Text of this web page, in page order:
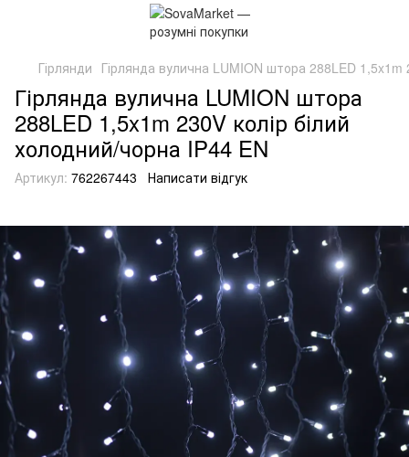
Гірлянди Гірлянда вулична LUMION штора 288LED 1,5x1m
Гірлянда вулична LUMION штора
288LED 1,5x1m 230V колір білий
холодний/чорна IP44 EN
Артикул: 762267443 Написати відгук